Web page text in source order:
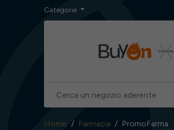
Categorie
Home Farmacia PromoFarma